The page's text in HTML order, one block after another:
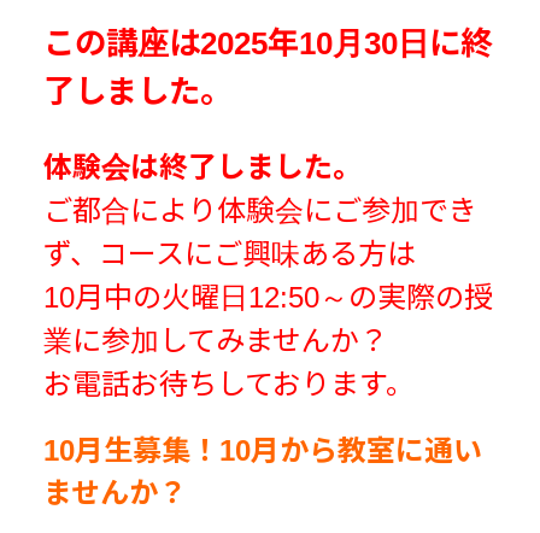
この講座は2025年10月30日に終
了しました。
体験会は終了しました。
ご都合により体験会にご参加でき
ず、コースにご興味ある方は
10月中の火曜日12:50～の実際の授
業に参加してみませんか？
お電話お待ちしております。
10月生募集！10月から教室に通い
ませんか？